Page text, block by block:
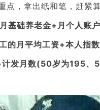
，拿出纸和笔，赶紧
基础养老金+月个人账
的月平均工资+本人指
发月数(50岁为195